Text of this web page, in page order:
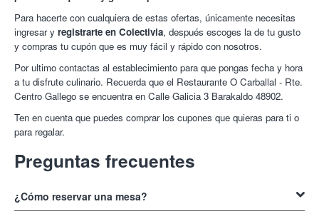
Para hacerte con cualquiera de estas ofertas, únicamente necesitas
ingresar y registrarte en Colectivia, después escoges la de tu gusto
y compras tu cupón que es muy fácil y rápido con nosotros.
Por ultimo contactas al establecimiento para que pongas fecha y hora
a tu disfrute culinario. Recuerda que el Restaurante O Carballal - Rte.
Centro Gallego se encuentra en Calle Galicia 3 Barakaldo 48902.
Ten en cuenta que puedes comprar los cupones que quieras para ti o
para regalar.
Preguntas frecuentes
¿Cómo reservar una mesa?